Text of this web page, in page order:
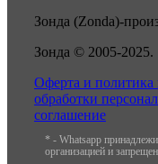
Зонда (Zonda)-
Зонда © 2005-2025.
Оферта и политика
обработки
соглашение
* - Whatsapp
организацией и